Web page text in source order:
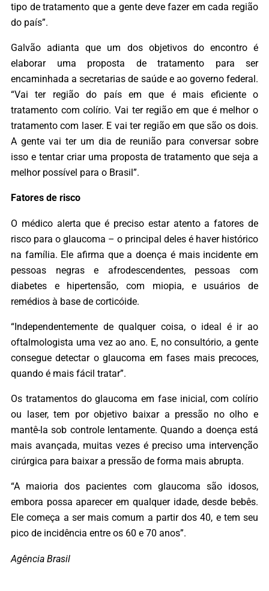
tipo de tratamento que a gente deve fazer em cada região
do país”.
Galvão adianta que um dos objetivos do encontro é
elaborar uma proposta de tratamento para ser
encaminhada a secretarias de saúde e ao governo federal.
“Vai ter região do país em que é mais eficiente o
tratamento com colírio. Vai ter região em que é melhor o
tratamento com laser. E vai ter região em que são os dois.
A gente vai ter um dia de reunião para conversar sobre
isso e tentar criar uma proposta de tratamento que seja a
melhor possível para o Brasil”.
Fatores de risco
O médico alerta que é preciso estar atento a fatores de
risco para o glaucoma – o principal deles é haver histórico
na família. Ele afirma que a doença é mais incidente em
pessoas negras e afrodescendentes, pessoas com
diabetes e hipertensão, com miopia, e usuários de
remédios à base de corticóide.
“Independentemente de qualquer coisa, o ideal é ir ao
oftalmologista uma vez ao ano. E, no consultório, a gente
consegue detectar o glaucoma em fases mais precoces,
quando é mais fácil tratar”.
Os tratamentos do glaucoma em fase inicial, com colírio
ou laser, tem por objetivo baixar a pressão no olho e
mantê-la sob controle lentamente. Quando a doença está
mais avançada, muitas vezes é preciso uma intervenção
cirúrgica para baixar a pressão de forma mais abrupta.
“A maioria dos pacientes com glaucoma são idosos,
embora possa aparecer em qualquer idade, desde bebês.
Ele começa a ser mais comum a partir dos 40, e tem seu
pico de incidência entre os 60 e 70 anos”.
Agência Brasil